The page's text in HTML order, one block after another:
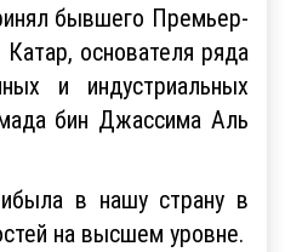
бывшего Премьер-
основателя ряда
и индустриальных
бин Джассима Аль
в нашу страну в
на высшем уровне.